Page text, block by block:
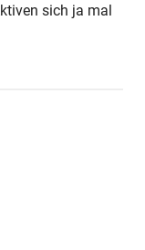
sich ja mal